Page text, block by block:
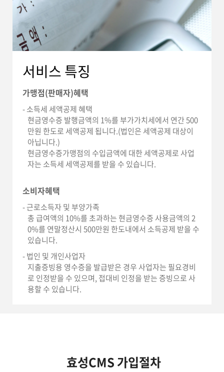
서비스 특징
가맹점(판매자)혜택
- 소득세 세액공제 혜택
현금영수증 발행금액의 1%를 부가가치세에서 연간 500
만원 한도로 세액공제 됩니다.(법인은 세액공제 대상이
아닙니다.)
현금영수증가맹점의 수입금액에 대한 세액공제로 사업
자는 소득세 세액공제를 받을 수 있습니다.
소비자혜택
- 근로소득자 및 부양가족
총 급여액의 10%를 초과하는 현금영수증 사용금액의 2
0%를 연말정산시 500만원 한도내에서 소득공제 받을 수
있습니다.
- 법인 및 개인사업자
지출증빙용 영수증을 발급받은 경우 사업자는 필요경비
로 인정받을 수 있으며, 접대비 인정을 받는 증빙으로 사
용할 수 있습니다.
효성CMS 가입절차